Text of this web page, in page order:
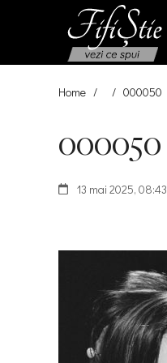
Home / / 000050
000050
13 mai 2025, 08:43